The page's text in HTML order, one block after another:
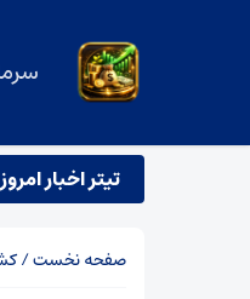
تیتر اخبار
چرا تبدیل وضعیت
صفحه نخست/